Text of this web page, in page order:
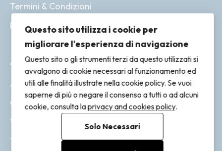
Termini & Condizioni
Resi & Rimborsi
ACCOUNT
Account
Ordini
Wishlist
Tracking
Questo sito utilizza i cookie per
migliorare l'esperienza di navigazione
Questo sito o gli strumenti terzi da questo utilizzati si
avvalgono di cookie necessari al funzionamento ed
utili alle finalità illustrate nella cookie policy. Se vuoi
saperne di più o negare il consenso a tutti o ad alcuni
cookie, consulta laprivacy and cookies policy.
Solo Necessari